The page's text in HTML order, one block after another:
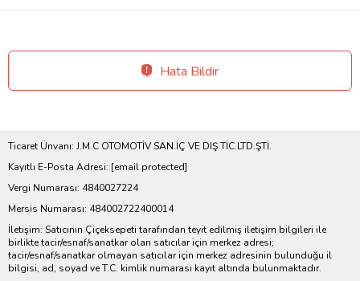
Hata Bildir
Ticaret Ünvanı: J.M.C OTOMOTİV SAN.İÇ VE DIŞ TİC.LTD.ŞTİ.
Kayıtlı E-Posta Adresi: [email protected]
Vergi Numarası: 4840027224
Mersis Numarası: 484002722400014
İletişim: Satıcının Çiçeksepeti tarafından teyit edilmiş iletişim bilgileri ile
birlikte tacir/esnaf/sanatkar olan satıcılar için merkez adresi;
tacir/esnaf/sanatkar olmayan satıcılar için merkez adresinin bulunduğu il
bilgisi, ad, soyad ve T.C. kimlik numarası kayıt altında bulunmaktadır.